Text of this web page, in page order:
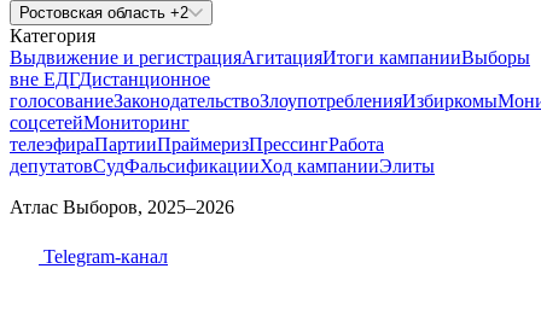
Ростовская область +2
Категория
Выдвижение и регистрацияАгитацияИтоги кампанииВыборы
вне ЕДГДистанционное
голосованиеЗаконодательствоЗлоупотребленияИзбиркомы
соцсетейМониторинг
телеэфираПартииПраймеризПрессингРабота
депутатовСудФальсификацииХод кампанииЭлиты
Атлас Выборов, 2025–2026
Telegram-канал